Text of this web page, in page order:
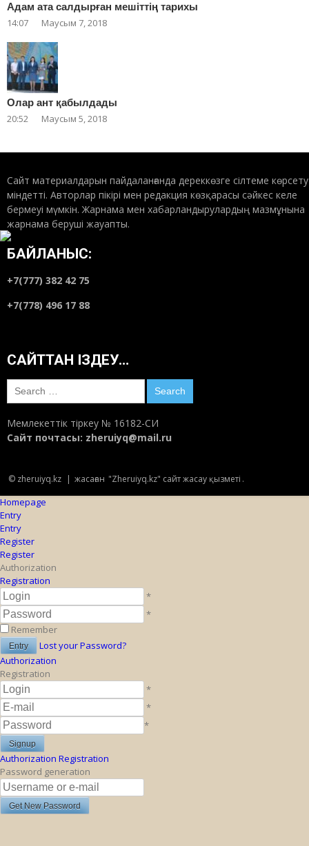
Адам ата салдырған мешіттің тарихы
14:07 Маусым 7, 2018
Олар ант қабылдады
20:52 Маусым 5, 2018
Сайт материалдарын пайдаланғанда дереккөзге сілтеме көрсету
міндетті. Авторлар пікірі мен редакция көзқарасы сәйкес келе
бермеуі мүмкін. Жарнама мен хабарландырулардың мазмұнына
жарнама беруші жауапты.
БАЙЛАНЫС:
+7(777) 382 42 75
+7(778) 496 17 88
САЙТТАН ІЗДЕУ…
Search
for:
Мемлекеттік тіркеу № 16182-СИ
Сайт почтасы: zheruiyq@mail.ru
© zheruiyq.kz | жасаған "Zheruiyq.kz" сайт жасау қызметі .
Homepage
Entry
Entry
Register
Register
Authorization
Registration
*
*
Remember
Lost your Password?
Authorization
Registration
*
*
*
Authorization Registration
Password generation